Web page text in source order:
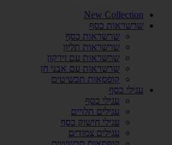
New Collection
שרשראות כסף
שרשראות כסף
שרשראות תליון
שרשראות עם זירקון
שרשראות עם אבני חן
קופסאות תכשיטים
עגילי כסף
עגילי כסף
עגילים תלויים
עגילי חישוק כסף
עגילים צמודים